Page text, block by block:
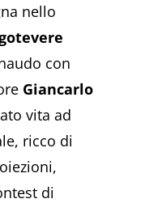
nello
con
Giancarlo
vita ad
ricco di
di